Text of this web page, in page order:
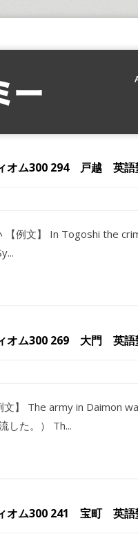
オム300 294 戸越 英
【例文】 In Togoshi the
オム300 269 大門 英
文】 The army in Daimon
した。） Th...
オム300 241 宝町 英